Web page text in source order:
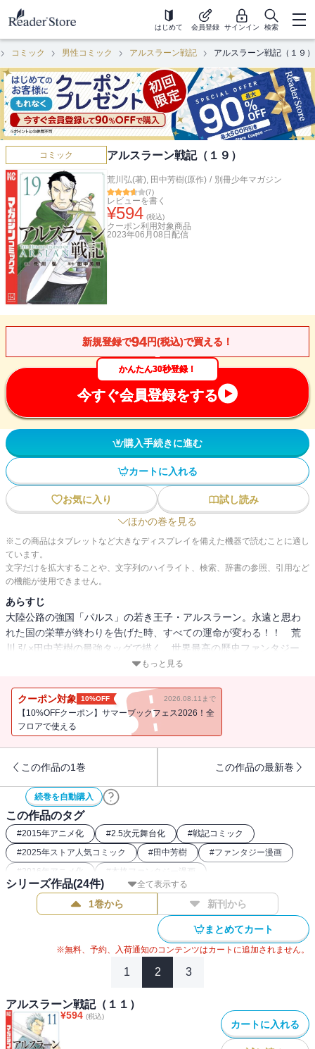
はじめて 会員登録 サインイン 検索
コミック 男性コミック アルスラーン戦記 アルスラーン戦記（１９）
コミック アルスラーン戦記（１９）
荒川弘(著), 田中芳樹(原作) / 別冊少年マガジン
(7)
レビューを書く
¥594 (税込)
クーポン利用対象商品
2023年06月08日 配信
新規登録で94円(税込)で買える！
かんたん30秒登録！
今すぐ会員登録をする
購入手続きに進む
カートに入れる
お気に入り
試し読み
ほかの巻を見る
※この商品はタブレットなど大きなディスプレイを備えた機器で読むことに適し
ています。
文字だけを拡大することや、文字列のハイライト、検索、辞書の参照、引用など
の機能が使用できません。
あらすじ
大陸公路の強国「パルス」の若き王子・アルスラーン。永遠と思わ
れた国の栄華が終わりを告げた時、すべての運命が変わる！！ 荒
川 弘×田中芳樹の最強タッグで描く、世界最高の歴史ファンタジー、
祖国の崩壊を目の当たりにした歴史的大敗から九か月――。かつて
戦場から逃げ出した少年は、王都を取り戻す最終決戦へ向かってい
た。王都攻防戦で、ルシタニア軍を撃破した絶対王アンドラゴラ
の行く手を阻む！ そして迫るルシタニア軍との因縁の再戦。運命の
地・アトロパテネへ。王太子軍ついに出撃…！
もっと見る
クーポン対象 10%OFF 2026.08.11まで
【10%OFFクーポン】サマーブックフェス2026！全
フロアで使える
この作品の1巻 この作品の最新巻
続巻を自動購入
この作品のタグ
#2015年アニメ化 #2.5次元舞台化 #戦記コミック
#2025年ストア人気コミック #田中芳樹 #ファンタジー漫画
#2016年アニメ化 # 本格ファンタジー漫画
全て表示する
シリーズ作品(24件)
1巻から 新刊から
まとめてカート
※無料、予約、入荷通知のコンテンツはカートに追加されません。
1 2 3
アルスラーン戦記（１１）
¥594 (税込)
カートに入れる